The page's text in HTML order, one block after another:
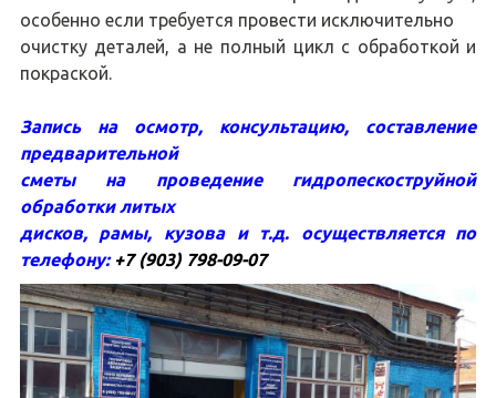
особенно если требуется провести исключительно
очистку деталей, а не полный цикл с обработкой и
покраской.
Запись на осмотр, консультацию, составление
предварительной
сметы на проведение гидропескоструйной
обработки литых
дисков, рамы, кузова и т.д. осуществляется по
телефону: +7 (903) 798-09-07